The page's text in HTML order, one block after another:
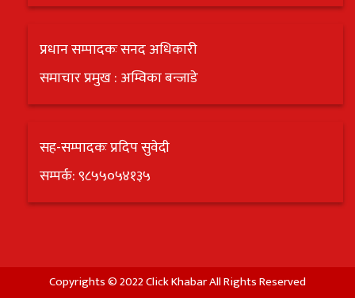
प्रधान सम्पादकः सनद अधिकारी
समाचार प्रमुख : अम्विका बन्जाडे
सह-सम्पादकः प्रदिप सुवेदी
सम्पर्क: ९८५५०५४१३५
Copyrights © 2022 Click Khabar All Rights Reserved